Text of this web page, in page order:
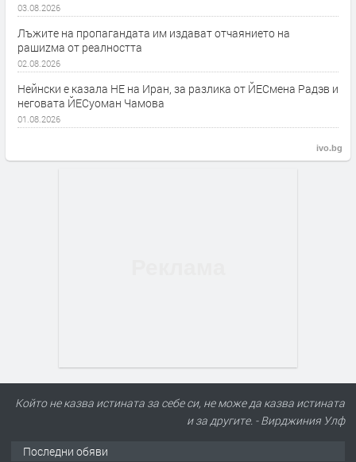
03.08.2026
Лъжите на пропагандата им издават отчаянието на
рашиzма от реалността
02.08.2026
Нейнски е казала НЕ на Иран, за разлика от ЙЕСмена Радэв и
неговата ЙЕСуоман Чамова
01.08.2026
ivo.bg
Който не казва истината за себе си, не може да казва истината
и за другите. - Вирджиния Улф
Последни обяви